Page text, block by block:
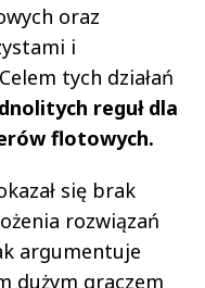
oraz
i
tych działań
reguł dla
flotowych.
się brak
rozwiązań
argumentuje
dużym graczem